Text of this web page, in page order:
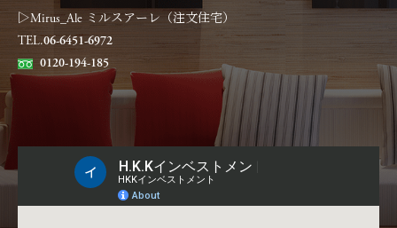
▷Mirus_Ale ミルスアーレ（注文住宅）
TEL.06-6451-6972
0120-194-185